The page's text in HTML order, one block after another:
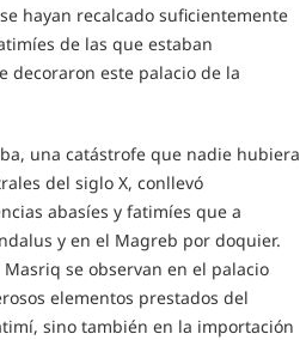
hayan recalcado suficientemente
de las que estaban
decoraron este palacio de la
una catástrofe que nadie hubiera
del siglo X, conllevó
abasíes y fatimíes que a
y en el Magreb por doquier.
se observan en el palacio
elementos prestados del
sino también en la importación